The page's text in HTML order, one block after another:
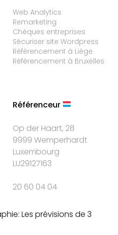
Web Analytics
Remarketing
Chèques entreprises
Sécuriser site Wordpress
Référencement à Liège
Référencement à Bruxelles
Référenceur
Op der Haart, 28
9999 Wemperhardt
Luxembourg
LU29127163
20 60 04 04
Les prévisions de 3